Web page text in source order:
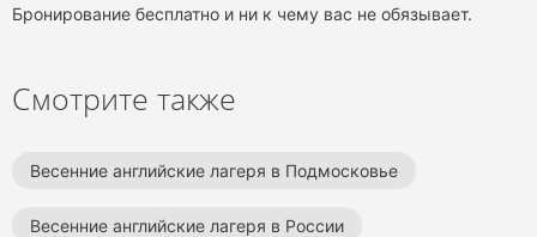
Бронирование бесплатно и ни к чему вас не обязывает.
Смотрите также
Весенние английские лагеря в Подмосковье
Весенние английские лагеря в России